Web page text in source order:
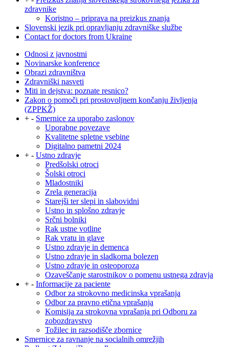
zdravnike
Koristno – priprava na preizkus znanja
Slovenski jezik pri opravljanju zdravniške službe
Contact for doctors from Ukraine
Odnosi z javnostmi
Novinarske konference
Obrazi zdravništva
Zdravniški nasveti
Miti in dejstva: poznate resnico?
Zakon o pomoči pri prostovoljnem končanju življenja
(ZPPKŽ)
+ - Smernice za uporabo zaslonov
Uporabne povezave
Kvalitetne spletne vsebine
Digitalno pametni 2024
+ - Ustno zdravje
Predšolski otroci
Šolski otroci
Mladostniki
Zrela generacija
Starejši ter slepi in slabovidni
Ustno in splošno zdravje
Srčni bolniki
Rak ustne votline
Rak vratu in glave
Ustno zdravje in demenca
Ustno zdravje in sladkorna bolezen
Ustno zdravje in osteoporoza
Ozaveščanje starostnikov o pomenu ustnega zdravja
+ - Informacije za paciente
Odbor za strokovno medicinska vprašanja
Odbor za pravno etična vprašanja
Komisija za strokovna vprašanja pri Odboru za
zobozdravstvo
Tožilec in razsodišče zbornice
Smernice za ravnanje na socialnih omrežjih